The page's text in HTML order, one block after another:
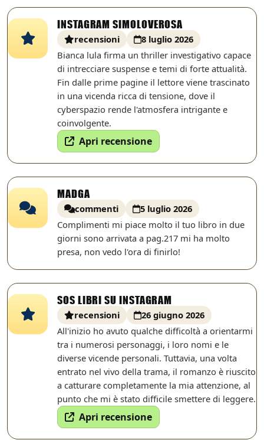
INSTAGRAM SIMOLOVEROSA
recensioni
8 luglio 2026
Bianca lula firma un thriller investigativo capace
di intrecciare suspense e temi di forte attualità.
Fin dalle prime pagine il lettore viene trascinato
in una vicenda ricca di tensione, dove il
cyberspazio rende l'atmosfera intrigante e
coinvolgente.
Apri recensione
MADGA
commenti
5 luglio 2026
Complimenti mi piace molto il tuo libro in due
giorni sono arrivata a pag.217 mi ha molto
presa, non vedo l'ora di finirlo!
SOS LIBRI SU INSTAGRAM
recensioni
26 giugno 2026
All'inizio ho avuto qualche difficoltà a orientarmi
tra i numerosi personaggi, i loro nomi e le
diverse vicende personali. Tuttavia, una volta
entrato nel vivo della trama, il romanzo è riuscito
a catturare completamente la mia attenzione, al
punto che mi è stato difficile smettere di leggere.
Apri recensione